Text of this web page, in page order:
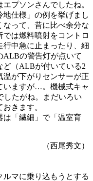
プソンさんでしたね。
仕様」の例を挙げまし
なって、昔に比べ余分な
は燃料噴射をコントロ
行中急に止まったり、細
ALBの警告灯が点いて
ど（ALBが付いている2
温が下がりセンサーが正
いますが…。機械式キャ
したがね。まだいろい
きます。
「繊細」で「温室育
（西尾秀文）
マに乗り込もうとする